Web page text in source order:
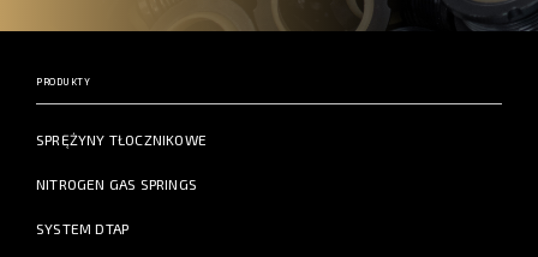
PRODUKTY
SPRĘŻYNY TŁOCZNIKOWE
NITROGEN GAS SPRINGS
SYSTEM DTAP